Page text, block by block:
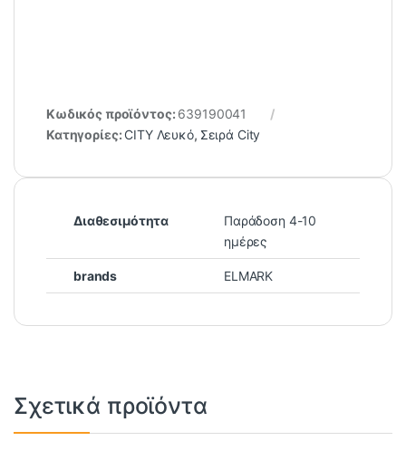
Κωδικός προϊόντος: 639190041
Κατηγορίες: CITY Λευκό, Σειρά City
Διαθεσιμότητα
Παράδοση 4-10
ημέρες
brands ELMARK
Σχετικά προϊόντα